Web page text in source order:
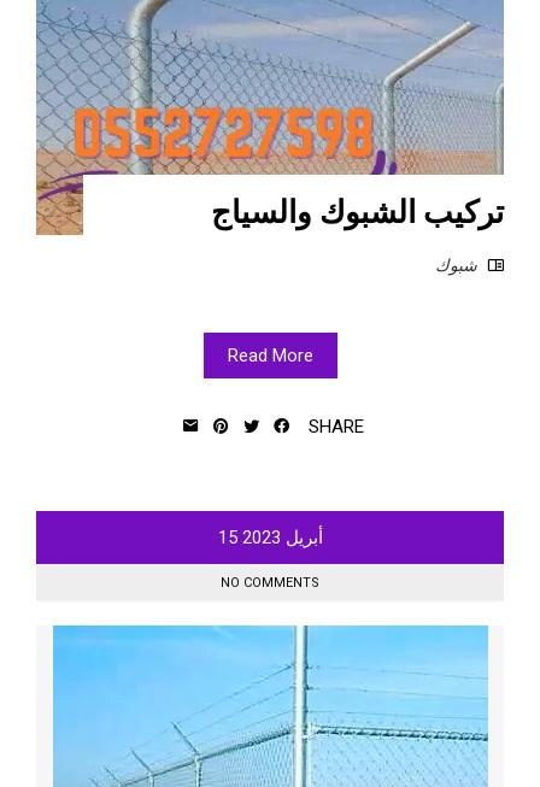
تركيب الشبوك والسياج
شبوك
Read More
SHARE
أبريل 15 2023
NO COMMENTS